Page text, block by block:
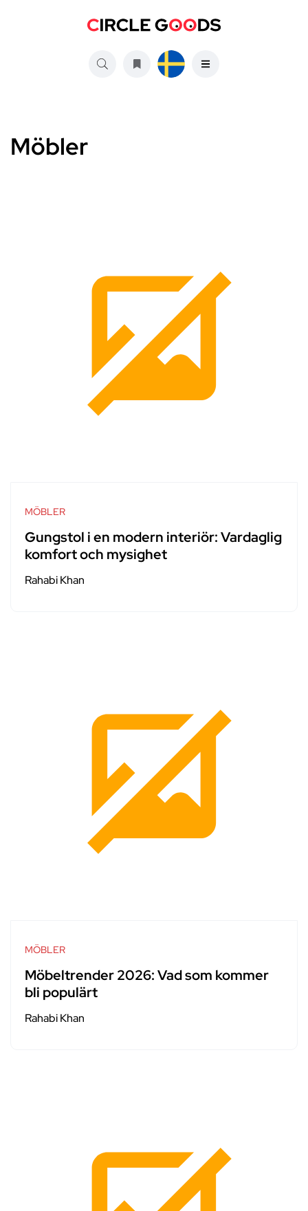
Möbler
MÖBLER
Gungstol i en modern interiör: Vardaglig
komfort och mysighet
Rahabi Khan
MÖBLER
Möbeltrender 2026: Vad som kommer
bli populärt
Rahabi Khan